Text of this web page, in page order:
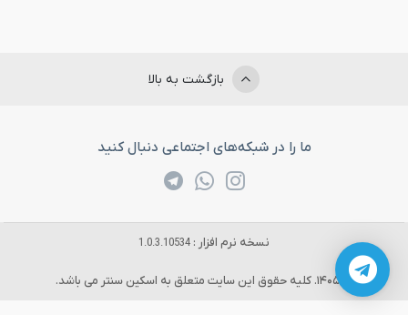
بازگشت به بالا
ما را در شبکه‌های اجتماعی دنبال کنید
© 1405. کلیه حقوق این سایت متعلق به اسکین سنتر می باشد.
نسخه نرم افزار : 1.0.3.10534